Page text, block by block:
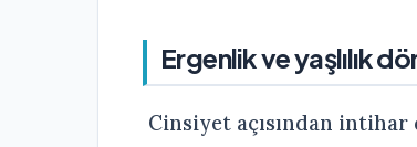
Ergenlik ve yaşlılık
Cinsiyet açısından